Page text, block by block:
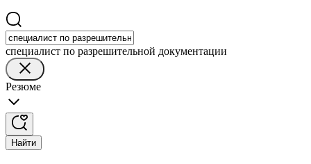
специалист по разрешительной документации
Резюме
Найти